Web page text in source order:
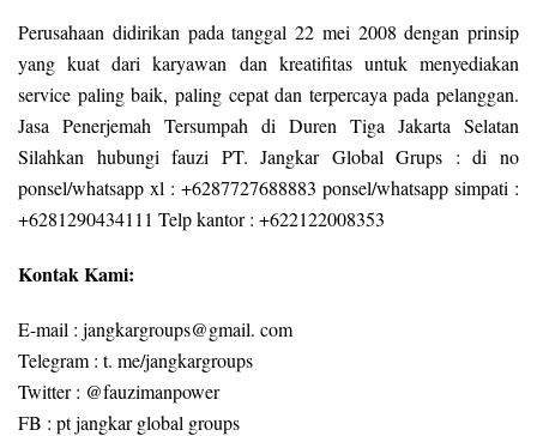
Perusahaan didirikan pada tanggal 22 mei 2008 dengan prinsip
yang kuat dari karyawan dan kreatifitas untuk menyediakan
service paling baik, paling cepat dan terpercaya pada pelanggan.
Jasa Penerjemah Tersumpah di Duren Tiga Jakarta Selatan
Silahkan hubungi fauzi PT. Jangkar Global Grups : di no
ponsel/whatsapp xl : +6287727688883 ponsel/whatsapp simpati :
+6281290434111 Telp kantor : +622122008353
Kontak Kami:
E-mail : jangkargroups@gmail. com
Telegram : t. me/jangkargroups
Twitter : @fauzimanpower
FB : pt jangkar global groups